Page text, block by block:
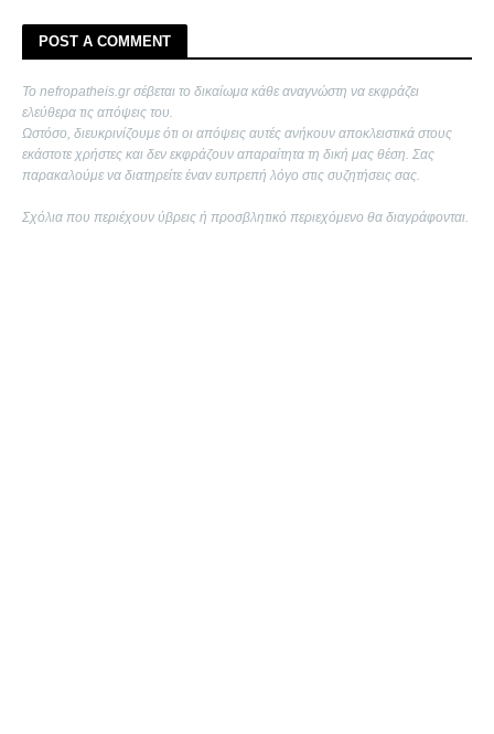
POST A COMMENT
Το nefropatheis.gr σέβεται το δικαίωμα κάθε αναγνώστη να εκφράζει
ελεύθερα τις απόψεις του.
Ωστόσο, διευκρινίζουμε ότι οι απόψεις αυτές ανήκουν αποκλειστικά στους
εκάστοτε χρήστες και δεν εκφράζουν απαραίτητα τη δική μας θέση. Σας
παρακαλούμε να διατηρείτε έναν ευπρεπή λόγο στις συζητήσεις σας.
Σχόλια που περιέχουν ύβρεις ή προσβλητικό περιεχόμενο θα διαγράφονται.